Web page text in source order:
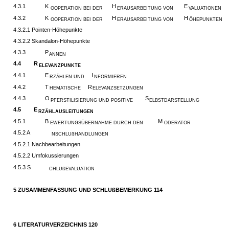
4.3.1 K OOPERATION BEI DER H ERAUSARBEITUNG VON E VALUATIONEN
4.3.2 K OOPERATION BEI DER H ERAUSARBEITUNG VON H ÖHEPUNKTEN
4.3.2.1 Pointen-Höhepunkte
4.3.2.2 Skandalon-Höhepunkte
4.3.3
PANNEN
4.4 R ELEVANZPUNKTE
4.4.1 E RZÄHLEN UND NFORMIEREN
4.4.2 T HEMATISCHE R ELEVANZSETZUNGEN
4.4.3 O PFERSTILISIERUNG UND POSITIVE S ELBSTDARSTELLUNG
4.5 E RZÄHLAUSLEITUNGEN
4.5.1 B EWERTUNGSÜBERNAHME DURCH DEN M ODERATOR
4.5.2 A NSCHLUßHANDLUNGEN
4.5.2.1 Nachbearbeitungen
4.5.2.2 Umfokussierungen
4.5.3 S
CHLUßEVALUATION
5 ZUSAMMENFASSUNG UND SCHLUßBEMERKUNG 114
6 LITERATURVERZEICHNIS 120